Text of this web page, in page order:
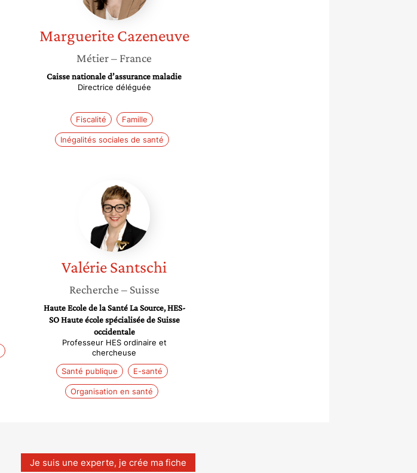
Marguerite Cazeneuve
Métier– France
Caisse nationale d’assurance maladie
Directrice déléguée
Fiscalité Famille
Inégalités sociales de santé
Valérie
Santschi
ValérieSantschi
Recherche – Suisse
Haute Ecole de la Santé La Source, HES-
SO Haute école spécialisée de Suisse
occidentale
Professeur HES ordinaire et
chercheuse
Santé publique
E-santé
Organisation en santé
Je suis une experte, je crée ma fiche